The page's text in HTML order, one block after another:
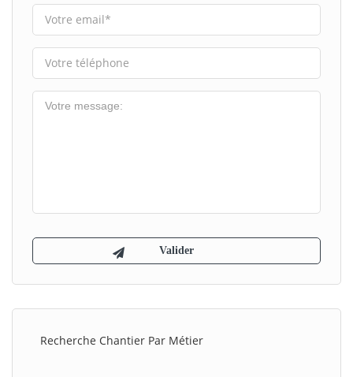
Recherche Chantier Par Métier